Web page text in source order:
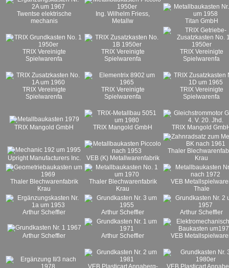
Twentse elektrische
mechanis
Ing. Wilhelm Friess,
Metallw
Titan GmbH
TRIX Vereinigte
Spielwarenfa
TRIX Vereinigte
Spielwarenfa
TRIX Vereinigte
Spielwarenfa
TRIX Vereinigte
Spielwarenfa
TRIX Vereinigte
Spielwarenfa
TRIX Vereinigte
Spielwarenfa
TRIX Mangold GmbH TRIX Mangold GmbH TRIX Mangold
Upright Manufacturers Inc. VEB (K) Metallwarenfabrik
Thaler
Krau
Thaler Blechwarenfabrik
Krau
Thaler Blechwarenfabrik
Krau
VEB
Thale
Arthur Scheffler Arthur Scheffler Arthur Scheffler
Arthur Scheffler Arthur Scheffler VEB
VEB Plasticart Annaberg- VEB Plasticart